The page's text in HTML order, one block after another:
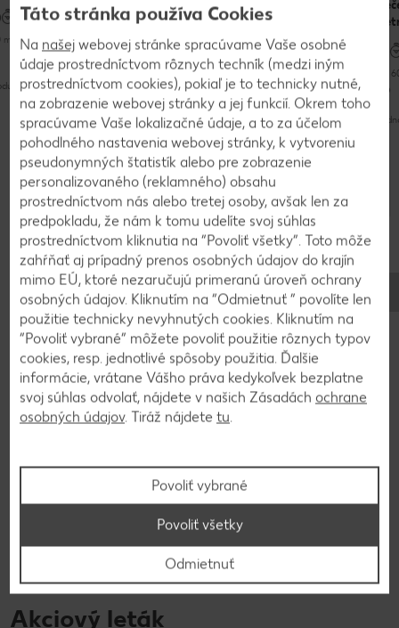
minút do 60 minút
Jednoduché
papriková
polievka
do 60 minút
Jednoduché
do
Vyhľadajte ďalšie recepty
Akciový leták
Táto stránka používa Cookies
Na našej webovej stránke spracúvame Vaše osobné
údaje prostredníctvom rôznych techník (medzi iným
prostredníctvom cookies), pokiaľ je to technicky nutné,
na zobrazenie webovej stránky a jej funkcií. Okrem toho
spracúvame Vaše lokalizačné údaje, a to za účelom
pohodlného nastavenia webovej stránky, k vytvoreniu
pseudonymných štatistík alebo pre zobrazenie
personalizovaného (reklamného) obsahu
prostredníctvom nás alebo tretej osoby, avšak len za
predpokladu, že nám k tomu udelíte svoj súhlas
prostredníctvom kliknutia na “Povoliť všetky”. Toto môže
zahŕňať aj prípadný prenos osobných údajov do krajín
mimo EÚ, ktoré nezaručujú primeranú úroveň ochrany
osobných údajov. Kliknutím na “Odmietnuť ” povolíte len
použitie technicky nevyhnutých cookies. Kliknutím na
“Povoliť vybrané” môžete povoliť použitie rôznych typov
cookies, resp. jednotlivé spôsoby použitia. Ďalšie
informácie, vrátane Vášho práva kedykoľvek bezplatne
svoj súhlas odvolať, nájdete v našich Zásadách ochrane
osobných údajov. Tiráž nájdete tu.
Povoliť vybrané
Odmietnuť
Povoliť všetky